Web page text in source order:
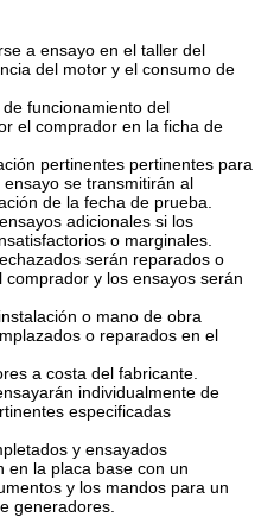
a ensayo en el taller del
del motor y el consumo de
funcionamiento del
el comprador en la ficha de
pertinentes pertinentes para
se transmitirán al
de la fecha de prueba.
adicionales si los
o marginales.
serán reparados o
y los ensayos serán
o mano de obra
o reparados en el
a costa del fabricante.
individualmente de
especificadas
y ensayados
en la placa base con un
y los mandos para un
generadores.